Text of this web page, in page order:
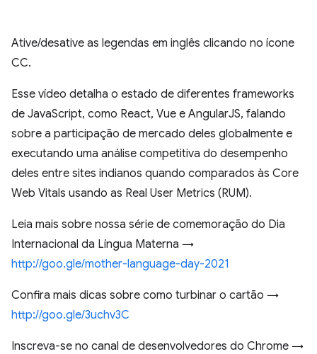
Ative/desative as legendas em inglês clicando no ícone
CC.
Esse vídeo detalha o estado de diferentes frameworks
de JavaScript, como React, Vue e AngularJS, falando
sobre a participação de mercado deles globalmente e
executando uma análise competitiva do desempenho
deles entre sites indianos quando comparados às Core
Web Vitals usando as Real User Metrics (RUM).
Leia mais sobre nossa série de comemoração do Dia
Internacional da Língua Materna →
http://goo.gle/mother-language-day-2021
Confira mais dicas sobre como turbinar o cartão →
http://goo.gle/3uchv3C
Inscreva-se no canal de desenvolvedores do Chrome →